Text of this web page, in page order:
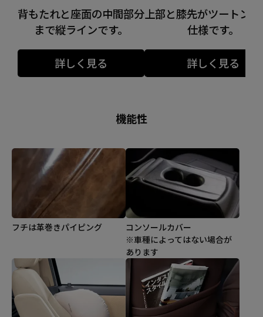
背もたれと座面の中間部分
まで縦ラインです。
詳しく見る
上部と膝先がツートン
仕様です。
詳しく見る
機能性
フチは革巻きパイピング
コンソールカバー
※車種によってはない場合が
あります